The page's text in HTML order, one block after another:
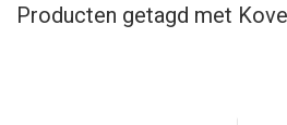
Producten getagd met